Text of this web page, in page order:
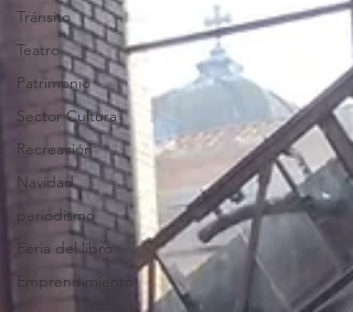
Tránsito
Teatro
Patrimonio
Sector Cultura
Recreación
Navidad
periodismo
Feria del libro
Emprendimiento